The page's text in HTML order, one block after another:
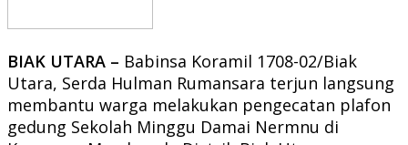
BIAK UTARA – Babinsa Koramil 1708-02/Biak
Utara, Serda Hulman Rumansara terjun langsung
membantu warga melakukan pengecatan plafon
gedung Sekolah Minggu Damai Nermnu di